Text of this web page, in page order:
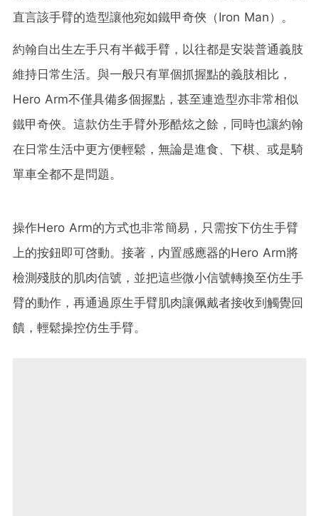
直言該手臂的造型讓他宛如鐵甲奇俠（Iron Man）。
約翰自出生左手只有半截手臂，以往都是安裝普通義肢
維持日常生活。與一般只有單個抓握點的義肢相比，
Hero Arm不僅具備多個握點，甚至連造型亦非常相似
鐵甲奇俠。這款仿生手臂外形酷炫之餘，同時也讓約翰
在日常生活中更方便輕鬆，無論是進食、下棋、或是騎
單車全都不是問題。
操作Hero Arm的方式也非常簡易，只需按下仿生手臂
上的按鈕即可啓動。接著，内置感應器的Hero Arm將
檢測殘肢的肌肉信號，並把這些微小信號轉換至仿生手
臂的動作，再通過原生手臂肌肉讓佩戴者接收到觸覺回
饋，輕鬆操控仿生手臂。